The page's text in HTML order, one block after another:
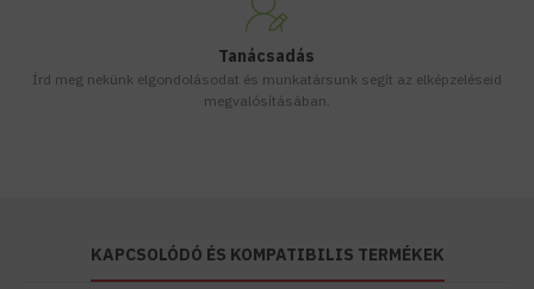
Tanácsadás
Írd meg nekünk elgondolásodat és munkatársunk segít az elképzeléseid
megvalósításában.
KAPCSOLÓDÓ ÉS KOMPATIBILIS TERMÉKEK